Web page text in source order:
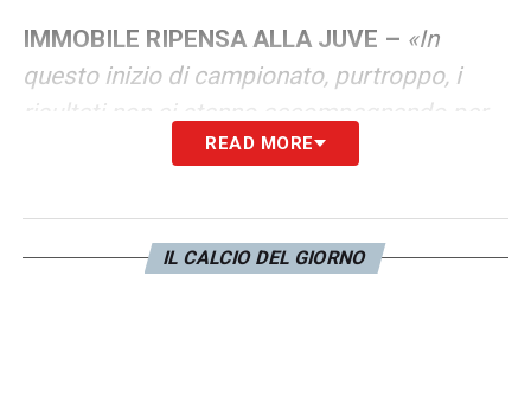
IMMOBILE RIPENSA ALLA JUVE – «In
questo inizio di campionato, purtroppo, i
risultati non ci stanno accompagnando per
quello che esprimiamo a livello di gioco.
vedere anche con la Juve a Torino, ma il
risultato non ci ha premiato, come è stato
READ MORE
IL CALCIO DEL GIORNO